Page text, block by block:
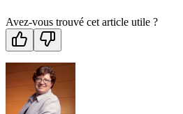
Avez-vous trouvé cet article utile ?